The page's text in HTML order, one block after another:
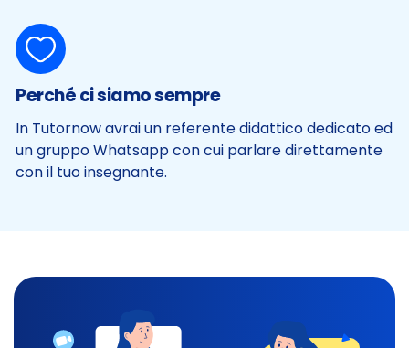
Perché ci siamo sempre
In Tutornow avrai un referente didattico dedicato ed
un gruppo Whatsapp con cui parlare direttamente
con il tuo insegnante.